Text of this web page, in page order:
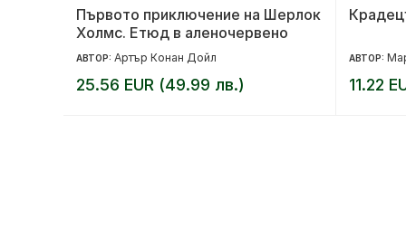
Първото приключение на Шерлок
Холмс. Етюд в аленочервено
АВТОР: Артър Конан Дойл
25.56 EUR (49.99 лв.)
АВТОР:
11.22